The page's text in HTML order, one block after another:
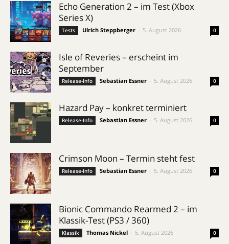
Echo Generation 2 – im Test (Xbox
Series X)
Tests Ulrich Steppberger 5. August 2026 0
Isle of Reveries – erscheint im
September
Release-Info Sebastian Essner 5. August 2026 0
Hazard Pay – konkret terminiert
Release-Info Sebastian Essner 5. August 2026 0
Crimson Moon – Termin steht fest
Release-Info Sebastian Essner 5. August 2026 0
Bionic Commando Rearmed 2 – im
Klassik-Test (PS3 / 360)
Klassik Thomas Nickel 5. August 2026 0